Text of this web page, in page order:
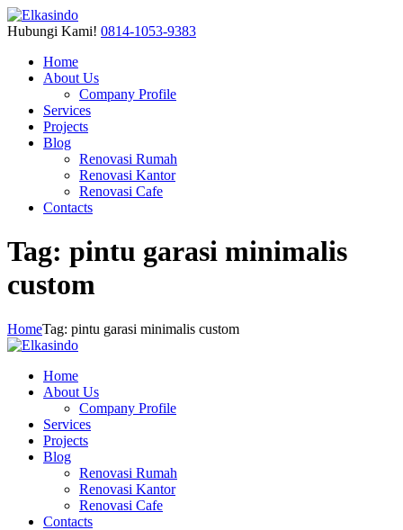
Hubungi Kami! 0814-1053-9383
Home
About Us
Company Profile
Services
Projects
Blog
Renovasi Rumah
Renovasi Kantor
Renovasi Cafe
Contacts
Tag: pintu garasi minimalis
custom
HomeTag: pintu garasi minimalis custom
Home
About Us
Company Profile
Services
Projects
Blog
Renovasi Rumah
Renovasi Kantor
Renovasi Cafe
Contacts